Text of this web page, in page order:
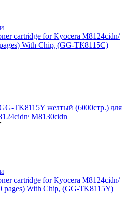
cartridge for Kyocera M8124cidn/
With Chip, (GG-TK8115C)
TK8115Y желтый (6000стр.) для
M8130cidn
cartridge for Kyocera M8124cidn/
pages) With Chip, (GG-TK8115Y)